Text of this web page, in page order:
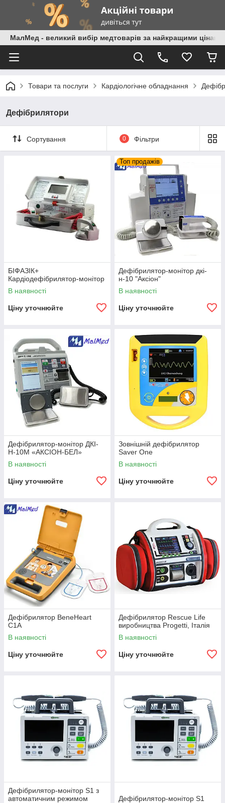
МалМед - великий вибір медтоварів за найкращими цінами
Товари та послуги Кардіологічне обладнання
Дефібрилятори
Сортування 0 Фільтри
БІФАЗІК+
Кардіодефібрилятор-монітор
В наявності
Ціну уточнюйте
Топ продажів
Дефібрилятор-монітор дкі-
н-10 "Аксіон"
В наявності
Ціну уточнюйте
Дефібрилятор-монітор ДКІ-
Н-10М «АКСІОН-БЕЛ»
В наявності
Ціну уточнюйте
Зовнішній дефібрилятор
Saver One
В наявності
Ціну уточнюйте
Дефібрилятор BeneHeart
C1A
В наявності
Ціну уточнюйте
Дефібрилятор Rescue Life
виробництва Progetti, Італія
В наявності
Ціну уточнюйте
Дефібрилятор-монітор S1 з
автоматичним режимом
Дефібрилятор-монітор S1